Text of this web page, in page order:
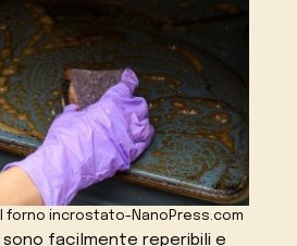
forno incrostato-NanoPress.com
sono facilmente reperibili e